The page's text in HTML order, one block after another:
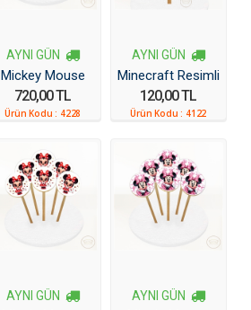
AYNI GÜN
Mickey Mouse
Resimli Kurabiye
720,00 TL
Ürün Kodu : 4228
AYNI GÜN
Minecraft Resimli
Kurabiye
120,00 TL
Ürün Kodu : 4122
AYNI GÜN AYNI GÜN